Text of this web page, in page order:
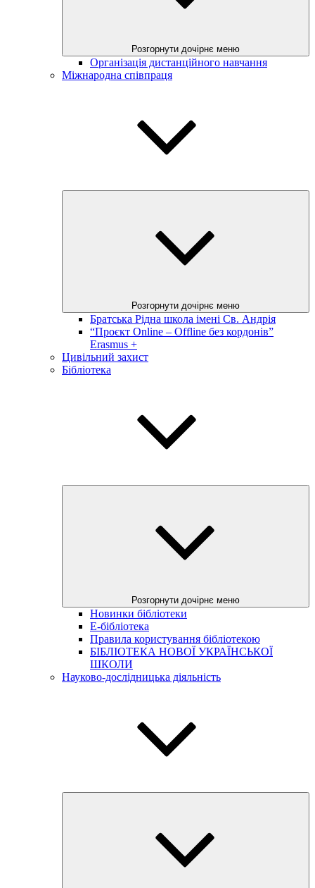
Розгорнути дочірнє меню
Організація дистанційного навчання
Міжнародна співпраця
Розгорнути дочірнє меню
Братська Рідна школа імені Св. Андрія
“Проєкт Online – Offline без кордонів”
Erasmus +
Цивільний захист
Бібліотека
Розгорнути дочірнє меню
Новинки бібліотеки
E-бібліотека
Правила користування бібліотекою
БІБЛІОТЕКА НОВОЇ УКРАЇНСЬКОЇ
ШКОЛИ
Науково-дослідницька діяльність